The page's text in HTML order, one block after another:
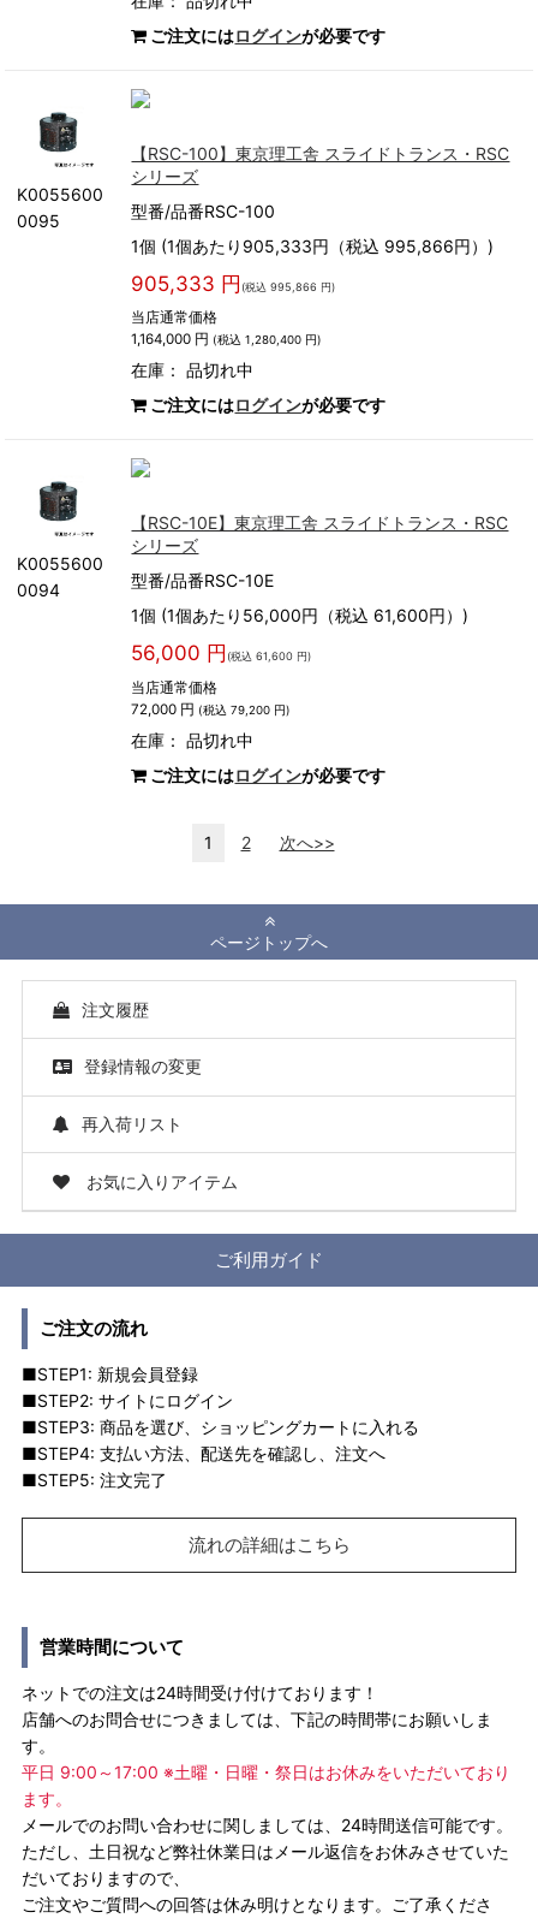
ご注文にはログインが必要です
K0055600
0095
【RSC-100】東京理工舎 スライドトランス・RSC
シリーズ
型番/品番RSC-100
1個 (1個あたり905,333円（税込 995,866円）)
905,333 円 (税込 995,866 円)
当店通常価格
1,164,000 円 (税込 1,280,400 円)
在庫：品切れ中
ご注文にはログインが必要です
K0055600
0094
【RSC-10E】東京理工舎 スライドトランス・RSC
シリーズ
型番/品番RSC-10E
1個 (1個あたり56,000円（税込 61,600円）)
56,000 円 (税込 61,600 円)
当店通常価格
72,000 円 (税込 79,200 円)
在庫：品切れ中
ご注文にはログインが必要です
1 2 次へ>>
ページトップへ
注文履歴
登録情報の変更
再入荷リスト
お気に入りアイテム
ご利用ガイド
ご注文の流れ
■STEP1: 新規会員登録
■STEP2: サイトにログイン
■STEP3: 商品を選び、ショッピングカートに入れる
■STEP4: 支払い方法、配送先を確認し、注文へ
■STEP5: 注文完了
流れの詳細はこちら
営業時間について
ネットでの注文は24時間受け付けております！
店舗へのお問合せにつきましては、下記の時間帯にお願いしま
す。
平日 9:00～17:00 ※土曜・日曜・祭日はお休みをいただいており
ます。
メールでのお問い合わせに関しましては、24時間送信可能です。
ただし、土日祝など弊社休業日はメール返信をお休みさせていた
だいておりますので、
ご注文やご質問への回答は休み明けとなります。ご了承くださ